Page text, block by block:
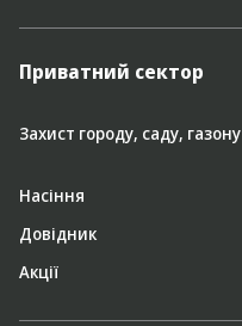
Приватний сектор
Захист городу, саду, газону
Насіння
Довідник
Акції